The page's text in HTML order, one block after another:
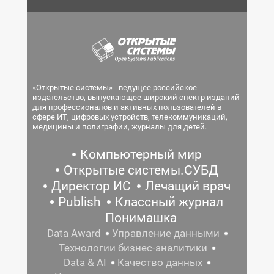
«Открытые системы» - ведущее российское
издательство, выпускающее широкий спектр изданий
для профессионалов и активных пользователей в
сфере ИТ, цифровых устройств, телекоммуникаций,
медицины и полиграфии, журналы для детей.
Компьютерный мир
Открытые системы.СУБД
Директор ИС
Лечащий врач
Publish
Классный журнал
Понимашка
Data Award
Управление данными
Технологии бизнес-аналитики
Data & AI
Качество данных